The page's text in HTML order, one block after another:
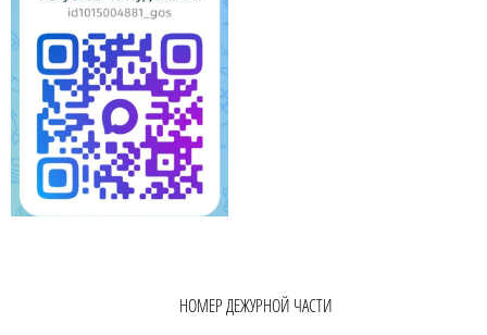
НОМЕР ДЕЖУРНОЙ ЧАСТИ